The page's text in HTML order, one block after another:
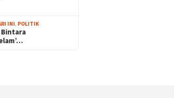
INI, POLITIK
Bintara